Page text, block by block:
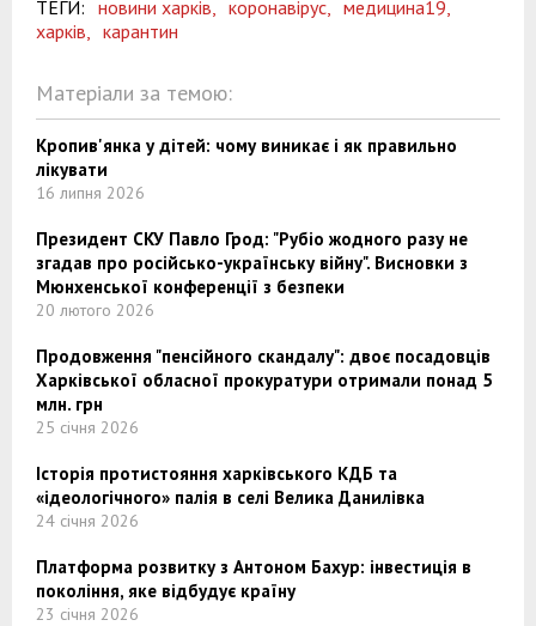
ТЕГИ: новини харків, коронавірус,
медицина19,
харків,
карантин
Матеріали за темою:
Кропив'янка у дітей: чому виникає і як правильно
лікувати
16 липня 2026
Президент СКУ Павло Грод: "Рубіо жодного разу не
згадав про російсько-українську війну". Висновки з
Мюнхенської конференції з безпеки
20 лютого 2026
Продовження "пенсійного скандалу": двоє посадовців
Харківської обласної прокуратури отримали понад 5
млн. грн
25 січня 2026
Історія протистояння харківського КДБ та
«ідеологічного» палія в селі Велика Данилівка
24 січня 2026
Платформа розвитку з Антоном Бахур: інвестиція в
покоління, яке відбудує країну
23 січня 2026